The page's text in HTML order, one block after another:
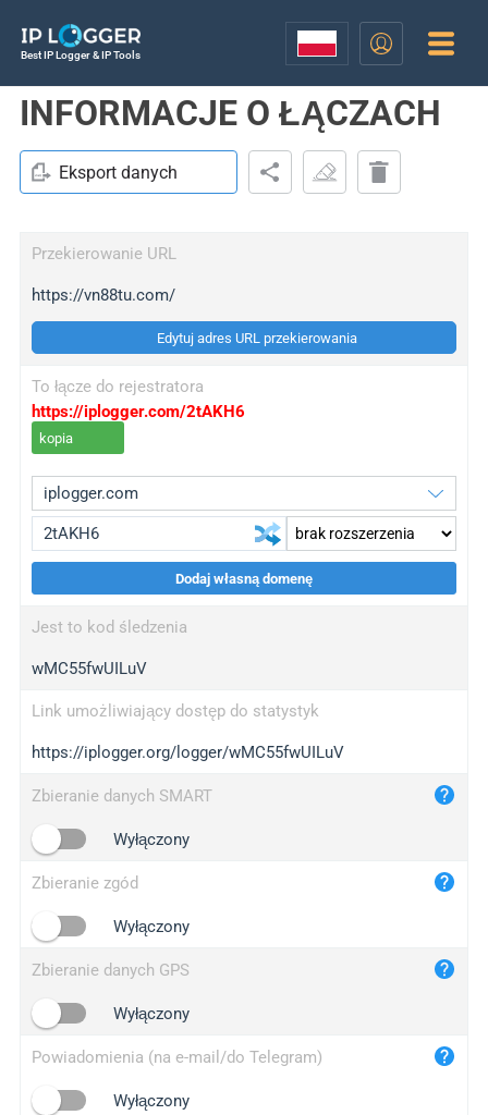
Best IP Logger & IP Tools
INFORMACJE O ŁĄCZACH
Eksport danych
Przekierowanie URL
https://vn88tu.com/
Edytuj adres URL przekierowania
To łącze do rejestratora
https://iplogger.com/2tAKH6
kopia
wl.gl
ed.tc
iplogger.com
maper.info
2no.co
yip.su
iplogger.info
Dodaj własną domenę
Jest to kod śledzenia
wMC55fwUILuV
Link umożliwiający dostęp do statystyk
https://iplogger.org/logger/wMC55fwUILuV
Zbieranie danych SMART
Wyłączony
Zbieranie zgód
Wyłączony
Zbieranie danych GPS
Wyłączony
Powiadomienia (na e-mail/do Telegram)
Wyłączony